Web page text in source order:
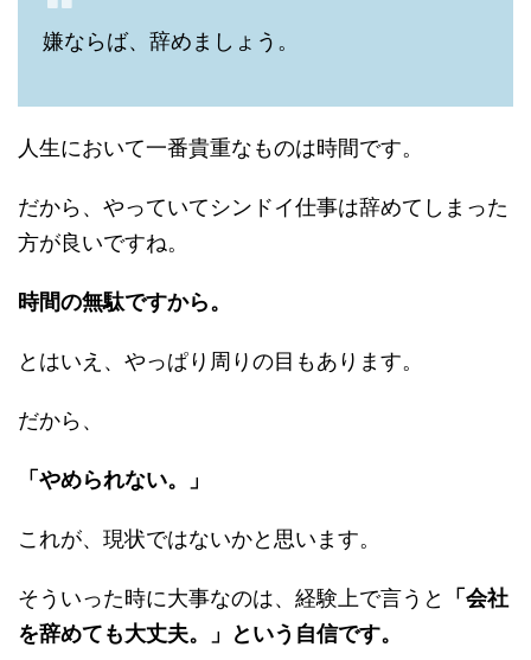
嫌ならば、辞めましょう。
人生において一番貴重なものは時間です。
だから、やっていてシンドイ仕事は辞めてしまった
方が良いですね。
時間の無駄ですから。
とはいえ、やっぱり周りの目もあります。
だから、
「やめられない。」
これが、現状ではないかと思います。
そういった時に大事なのは、経験上で言うと
「会社
を辞めても大丈夫。」という自信です。